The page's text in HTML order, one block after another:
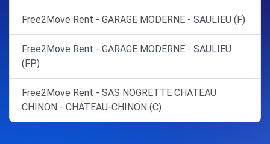
Free2Move Rent - GARAGE MODERNE - SAULIEU (F)
Free2Move Rent - GARAGE MODERNE - SAULIEU
(FP)
Free2Move Rent - SAS NOGRETTE CHATEAU
CHINON - CHATEAU-CHINON (C)